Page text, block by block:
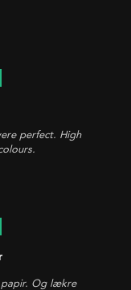
perfect. High
Og lækre